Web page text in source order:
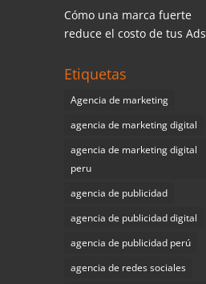
Cómo una marca fuerte
reduce el costo de tus Ads
Etiquetas
Agencia de marketing
agencia de marketing digital
agencia de marketing digital
peru
agencia de publicidad
agencia de publicidad digital
agencia de publicidad perú
agencia de redes sociales